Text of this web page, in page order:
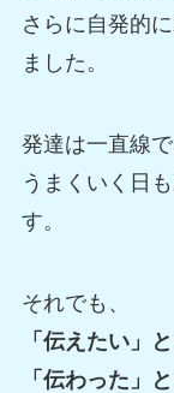
さらに自発的
ました。
発達は一直線で
うまくいく日
す。
それでも、
「伝えたい」
「伝わった」